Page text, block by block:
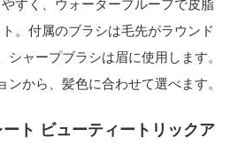
すく、ウォータープルーフで皮脂
。付属のブラシは毛先がラウンド
シャープブラシは眉に使用します。
から、髪色に合わせて選べます。
ト ビューティートリックア